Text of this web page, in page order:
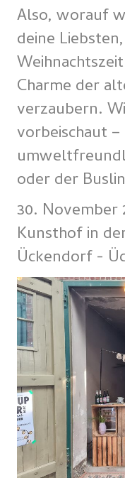
Also, worauf
deine
Charme der
verzaubern.
vorbeischaut
oder der
30. November
Kunsthof in
Ückendorf -